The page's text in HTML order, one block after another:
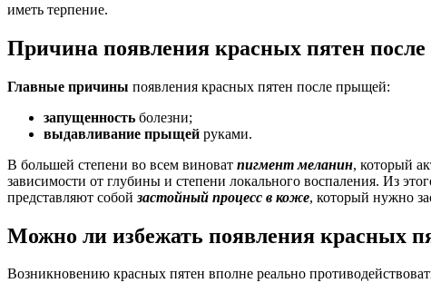
иметь терпение.
Причина появления красных пятен
Главные причины появления красных пятен после прыщей:
запущенность болезни;
выдавливание прыщей руками.
В большей степени во всем виноват пигмент меланин, который
зависимости от глубины и степени локального воспаления. Из
представляют собой застойный процесс в коже, который нужно
Можно ли избежать появления красных
Возникновению красных пятен вполне реально